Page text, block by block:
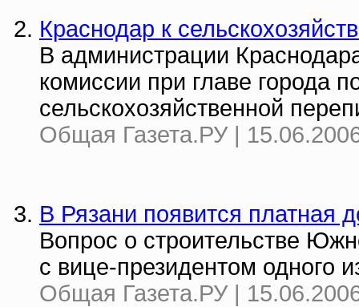
Краснодар к
В администрации
комиссии при главе города
сельскохозяйственной
Общая Газета.РУ |
В Рязани появится платная
Вопрос о строительстве
с вице-президентом одного
Общая Газета.РУ |